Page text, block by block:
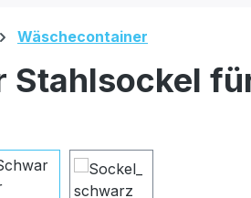
Wäschecontainer
Stahlsockel